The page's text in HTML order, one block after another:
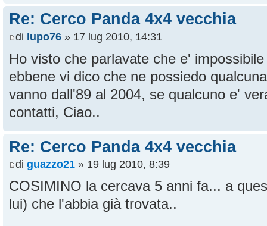
Re: Cerco Panda 4x4 vecchia
di lupo76 » 17 lug 2010, 14:31
Ho visto che parlavate che e'
ebbene vi dico che ne possiedo
vanno dall'89 al 2004, se qualcuno e'
contatti, Ciao..
Re: Cerco Panda 4x4 vecchia
di guazzo21 » 19 lug 2010, 8:39
COSIMINO la cercava 5 anni fa... a
lui) che l'abbia già trovata..